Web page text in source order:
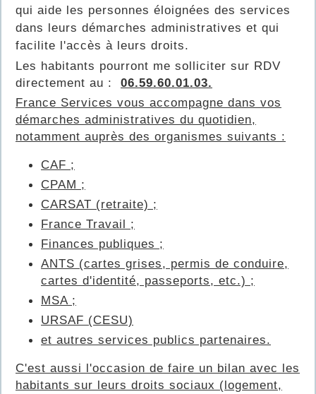
qui aide les personnes éloignées des services
dans leurs démarches administratives et qui
facilite l'accès à leurs droits.
Les habitants pourront me solliciter sur RDV
directement au : 06.59.60.01.03.
France Services vous accompagne dans vos
démarches administratives du quotidien,
notamment auprès des organismes suivants :
CAF ;
CPAM ;
CARSAT (retraite) ;
France Travail ;
Finances publiques ;
ANTS (cartes grises, permis de conduire,
cartes d'identité, passeports, etc.) ;
MSA ;
URSAF (CESU)
et autres services publics partenaires.
C'est aussi l'occasion de faire un bilan avec les
habitants sur leurs droits sociaux (logement,